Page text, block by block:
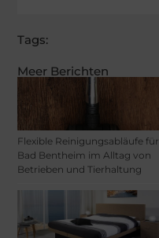
Meer Berichten
Flexible Reinigungsabläufe für
Bad Bentheim im Alltag von
Betrieben und Tierhaltung
Tags: